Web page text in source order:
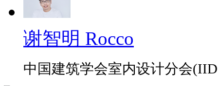
谢智明 Rocco
中国建筑学会室内设计分会